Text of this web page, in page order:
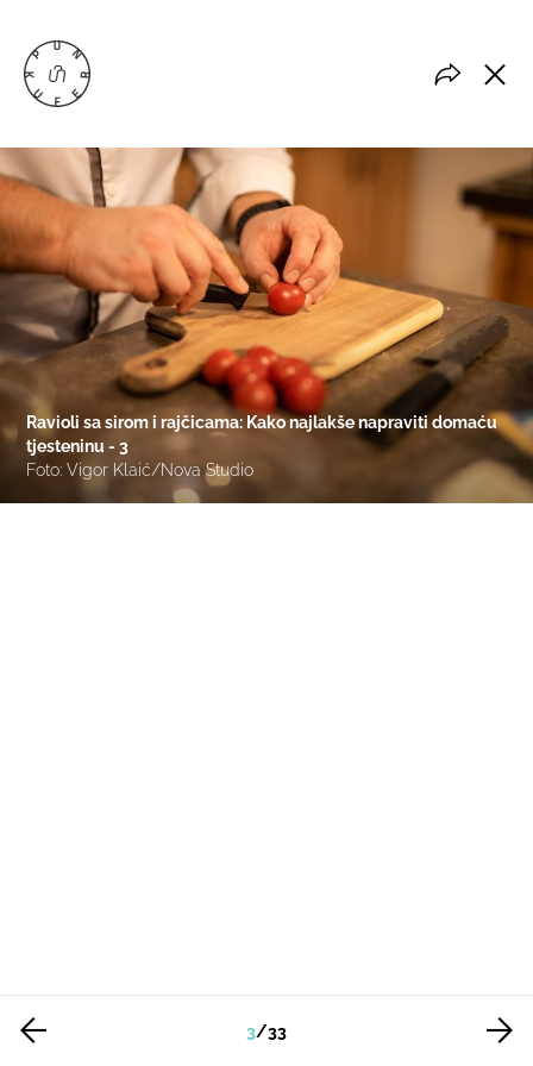
Ravioli sa sirom i rajčicama: Kako najlakše napraviti domaću
tjesteninu - 3
Foto: Vigor Klaić/Nova Studio
3/33